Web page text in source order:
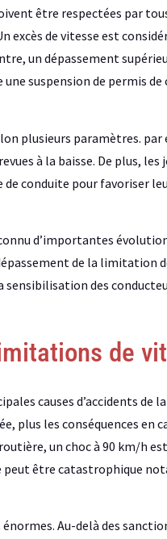
être respectées par
excès de vitesse est
un dépassement
suspension de permis
plusieurs paramètres. par
à la baisse. De plus, les
conduite pour favoriser
d’importantes
de la limitation
des
de
causes d’accidents de
plus les conséquences en
un choc à 90 km/h
peut être catastrophique
Au-delà des